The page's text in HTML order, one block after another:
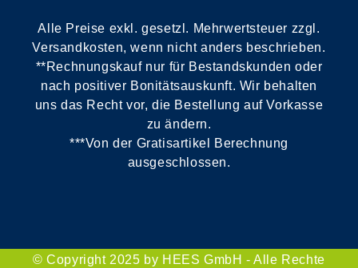
Alle Preise exkl. gesetzl. Mehrwertsteuer zzgl.
Versandkosten, wenn nicht anders beschrieben.
**Rechnungskauf nur für Bestandskunden oder
nach positiver Bonitätsauskunft. Wir behalten
uns das Recht vor, die Bestellung auf Vorkasse
zu ändern.
***Von der Gratisartikel Berechnung
ausgeschlossen.
© Copyright 2025 by HEES GmbH - Alle Rechte